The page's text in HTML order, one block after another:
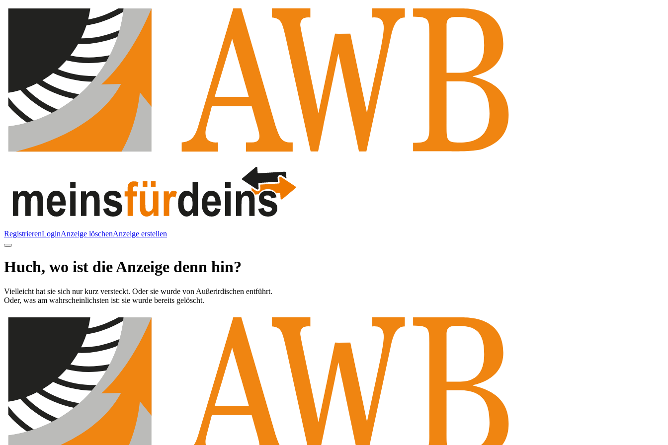
RegistrierenLoginAnzeige löschenAnzeige erstellen
Huch, wo ist die Anzeige denn hin?
Vielleicht hat sie sich nur kurz versteckt. Oder sie wurde von Außerirdischen entführt.
Oder, was am wahrscheinlichsten ist: sie wurde bereits gelöscht.